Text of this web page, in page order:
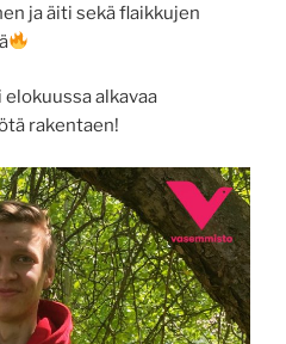
ja äiti sekä flaikkujen
alkavaa
rakentaen!